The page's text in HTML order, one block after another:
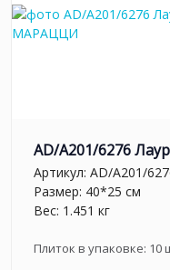
AD/A201/6276
Артикул: AD/A201/
Размер: 40*25 см
Вес: 1.451 кг
Плиток в упаковке: 10